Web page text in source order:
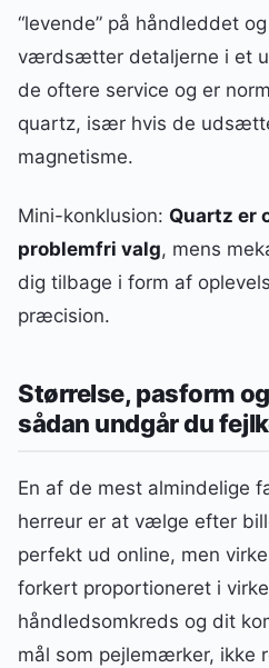
“levende” på håndleddet
værdsætter detaljerne i et
de oftere service og er
quartz, især hvis de
magnetisme.
Mini-konklusion: Quartz er
problemfri valg, mens
dig tilbage i form af
præcision.
Størrelse, pasform
sådan undgår du
En af de mest almindelige
herreur er at vælge efter
perfekt ud online, men
forkert proportioneret i
håndledsomkreds og dit
mål som pejlemærker, ikke